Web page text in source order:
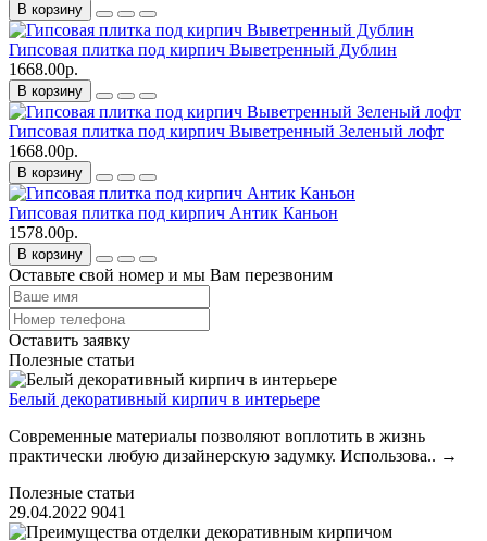
В корзину
Гипсовая плитка под кирпич Выветренный Дублин
1668.00р.
В корзину
Гипсовая плитка под кирпич Выветренный Зеленый лофт
1668.00р.
В корзину
Гипсовая плитка под кирпич Антик Каньон
1578.00р.
В корзину
Оставьте свой номер и мы Вам перезвоним
Оставить заявку
Полезные статьи
Белый декоративный кирпич в интерьере
Современные материалы позволяют воплотить в жизнь
практически любую дизайнерскую задумку. Использова.. →
Полезные статьи
29.04.2022 9041